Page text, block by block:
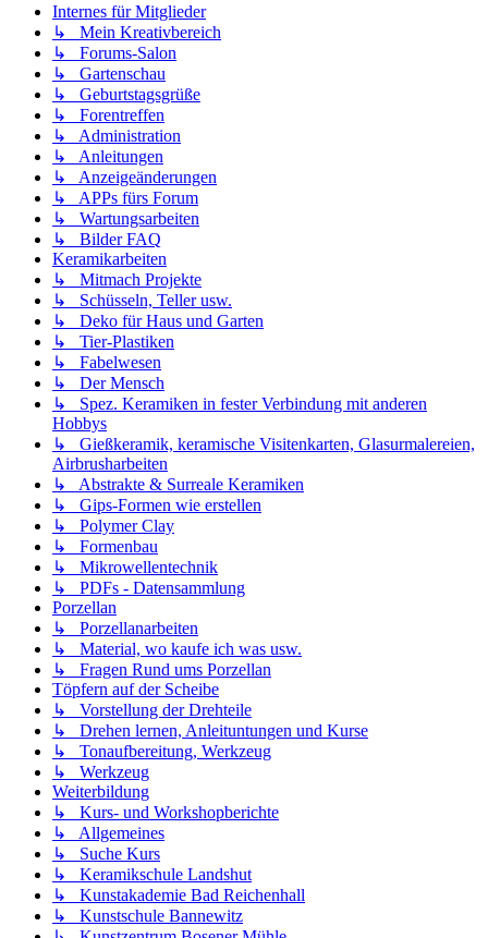
Internes für Mitglieder
↳ Mein Kreativbereich
↳ Forums-Salon
↳ Gartenschau
↳ Geburtstagsgrüße
↳ Forentreffen
↳ Administration
↳ Anleitungen
↳ Anzeigeänderungen
↳ APPs fürs Forum
↳ Wartungsarbeiten
↳ Bilder FAQ
Keramikarbeiten
↳ Mitmach Projekte
↳ Schüsseln, Teller usw.
↳ Deko für Haus und Garten
↳ Tier-Plastiken
↳ Fabelwesen
↳ Der Mensch
↳ Spez. Keramiken in fester Verbindung mit anderen
Hobbys
↳ Gießkeramik, keramische Visitenkarten, Glasurmalereien,
Airbrusharbeiten
↳ Abstrakte & Surreale Keramiken
↳ Gips-Formen wie erstellen
↳ Polymer Clay
↳ Formenbau
↳ Mikrowellentechnik
↳ PDFs - Datensammlung
Porzellan
↳ Porzellanarbeiten
↳ Material, wo kaufe ich was usw.
↳ Fragen Rund ums Porzellan
Töpfern auf der Scheibe
↳ Vorstellung der Drehteile
↳ Drehen lernen, Anleituntungen und Kurse
↳ Tonaufbereitung, Werkzeug
↳ Werkzeug
Weiterbildung
↳ Kurs- und Workshopberichte
↳ Allgemeines
↳ Suche Kurs
↳ Keramikschule Landshut
↳ Kunstakademie Bad Reichenhall
↳ Kunstschule Bannewitz